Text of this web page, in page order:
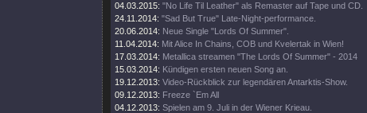
04.03.2015: "No Life Til Leather" als Remaster auf Tape und CD.
24.11.2014: "Sad But True" Late-Night-performance.
20.06.2014: Neue Single "Lords Of Summer".
11.04.2014: Mit Alice In Chains, COB und Kvelertak in Wien!
17.03.2014: Metallica streamen "The Lords Of Summer" - 2014
15.03.2014: Kündigen ersten neuen Song an.
19.12.2013: Video-Rückblick zur legendären Antarktis-Show.
09.12.2013: Freeze `Em All
04.12.2013: Spielen am 9. Juli in der Wiener Krieau.